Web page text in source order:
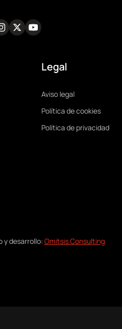
TwitterYoutube
Legal
Legal
Aviso legal
Política de cookies
Política de privacidad
y desarrollo: Omitsis Consulting